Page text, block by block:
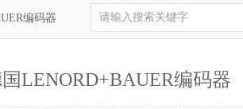
编码器
LENORD+BAUER编码器